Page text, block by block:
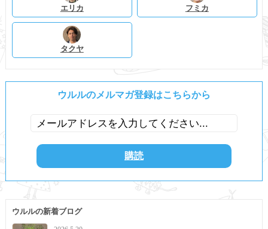
エリカ フミカ
タクヤ
ウルルのメルマガ登録はこちらから
ウルルの新着ブログ